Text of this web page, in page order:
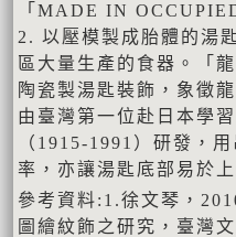
「MADE IN
2. 以壓模製成胎體的湯
區大量生產的食器。「
陶瓷製湯匙裝飾，象徵
由臺灣第一位赴日本學
（1915-1991）研發，
率，亦讓湯匙底部易於
參考資料:1.徐文琴，
圖繪紋飾之研究，臺灣